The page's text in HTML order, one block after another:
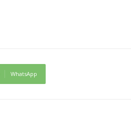
WhatsApp